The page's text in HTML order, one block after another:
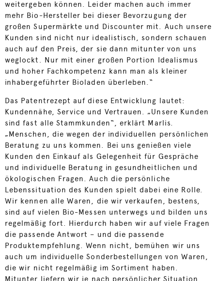
weitergeben können. Leider machen auch immer
mehr Bio-Hersteller bei dieser Bevorzugung der
großen Supermärkte und Discounter mit. Auch unsere
Kunden sind nicht nur idealistisch, sondern schauen
auch auf den Preis, der sie dann mitunter von uns
weglockt. Nur mit einer großen Portion Idealismus
und hoher Fachkompetenz kann man als kleiner
inhabergeführter Bioladen überleben.“
Das Patentrezept auf diese Entwicklung lautet:
Kundennähe, Service und Vertrauen. „Unsere Kunden
sind fast alle Stammkunden“, erklärt Marlis.
„Menschen, die wegen der individuellen persönlichen
Beratung zu uns kommen. Bei uns genießen viele
Kunden den Einkauf als Gelegenheit für Gespräche
und individuelle Beratung in gesundheitlichen und
ökologischen Fragen. Auch die persönliche
Lebenssituation des Kunden spielt dabei eine Rolle.
Wir kennen alle Waren, die wir verkaufen, bestens,
sind auf vielen Bio-Messen unterwegs und bilden uns
regelmäßig fort. Hierdurch haben wir auf viele Fragen
die passende Antwort – und die passende
Produktempfehlung. Wenn nicht, bemühen wir uns
auch um individuelle Sonderbestellungen von Waren,
die wir nicht regelmäßig im Sortiment haben.
Mitunter liefern wir je nach persönlicher Situation